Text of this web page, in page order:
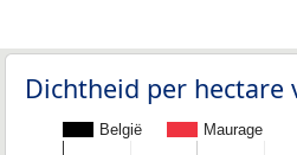
Dichtheid per hectare
België Maurage